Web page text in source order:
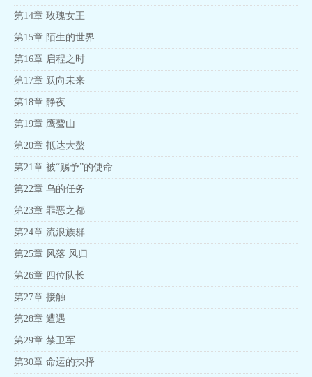
第14章 玫瑰女王
第15章 陌生的世界
第16章 启程之时
第17章 跃向未来
第18章 静夜
第19章 鹰鹫山
第20章 抵达大螯
第21章 被“赐予”的使命
第22章 乌的任务
第23章 罪恶之都
第24章 流浪族群
第25章 风落 风归
第26章 四位队长
第27章 接触
第28章 遭遇
第29章 禁卫军
第30章 命运的抉择